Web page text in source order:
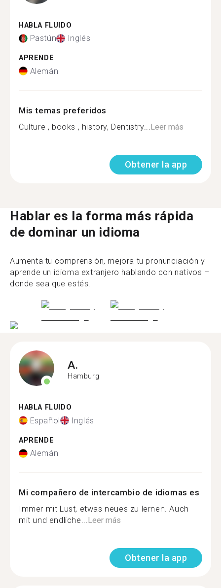
HABLA FLUIDO
Pastún Inglés
APRENDE
Alemán
Mis temas preferidos
Culture , books , history, Dentistry... Leer más
Obtener la app
Hablar es la forma más rápida
de dominar un idioma
Aumenta tu comprensión, mejora tu pronunciación y
aprende un idioma extranjero hablando con nativos –
donde sea que estés.
A.
Hamburg
HABLA FLUIDO
Español Inglés
APRENDE
Alemán
Mi compañero de intercambio de idiomas es
Immer mit Lust, etwas neues zu lernen. Auch
mit und endliche...Leer más
Obtener la app